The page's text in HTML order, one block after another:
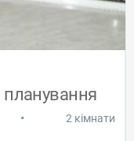
планування
• 2 кімнати